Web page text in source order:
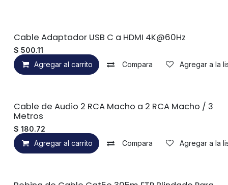
Cable Adaptador USB C a HDMI 4K@60Hz
$ 500.11
Agregar al carrito
Compara Agregar a la
Cable de Audio 2 RCA Macho a 2 RCA Macho / 3
Metros
$ 180.72
Agregar al carrito
Compara Agregar a la